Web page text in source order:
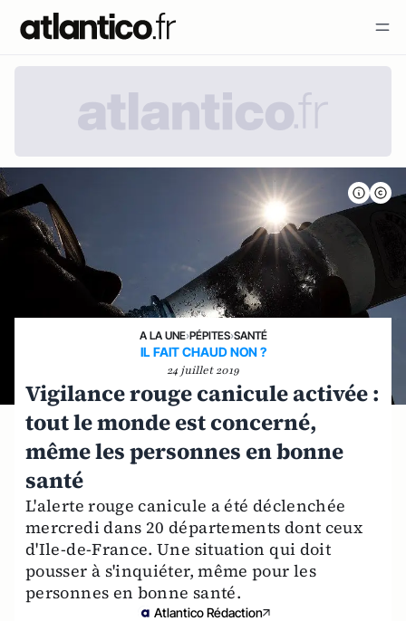
A LA UNE›PÉPITES›SANTÉ
IL FAIT CHAUD NON ?
24 juillet 2019
Vigilance rouge canicule activée :
tout le monde est concerné,
même les personnes en bonne
santé
L'alerte rouge canicule a été déclenchée
mercredi dans 20 départements dont ceux
d'Ile-de-France. Une situation qui doit
pousser à s'inquiéter, même pour les
personnes en bonne santé.
Atlantico Rédaction